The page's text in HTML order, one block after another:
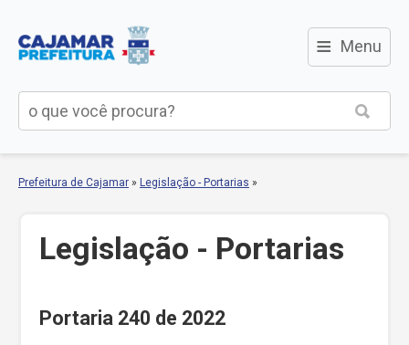
≡ Menu
Prefeitura de Cajamar » Legislação - Portarias »
Legislação - Portarias
Portaria 240 de 2022